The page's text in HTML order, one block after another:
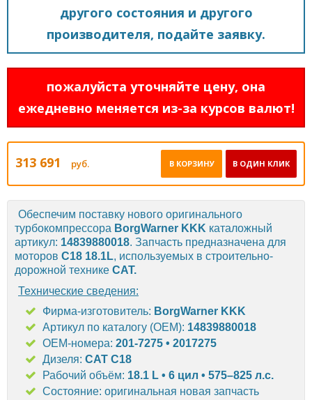
другого состояния и другого
производителя, подайте заявку.
пожалуйста уточняйте цену, она
ежедневно меняется из-за курсов валют!
313 691 руб. В ОДИН КЛИК
В КОРЗИНУ
Обеспечим поставку нового оригинального
турбокомпрессора BorgWarner KKK каталожный
артикул: 14839880018. Запчасть предназначена для
моторов C18 18.1L, используемых в строительно-
дорожной технике CAT.
Технические сведения:
Фирма-изготовитель: BorgWarner KKK
Артикул по каталогу (OEM): 14839880018
OEM-номера: 201-7275 • 2017275
Дизеля: CAT C18
Рабочий объём: 18.1 L • 6 цил • 575–825 л.с.
Состояние: оригинальная новая запчасть